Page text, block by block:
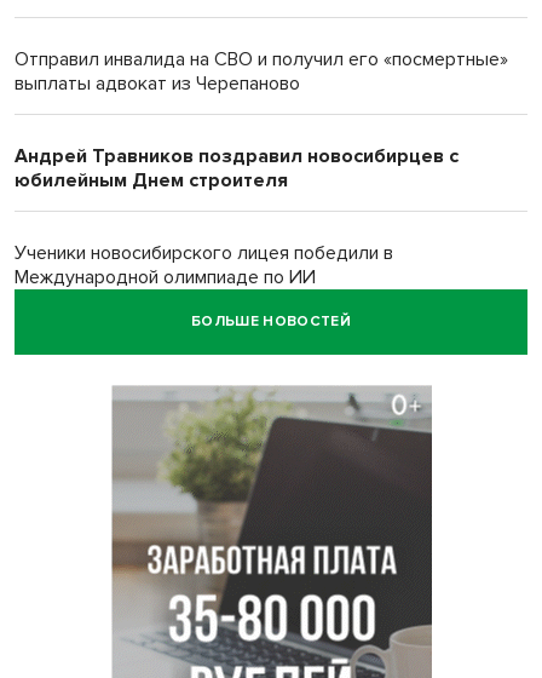
Отправил инвалида на СВО и получил его «посмертные»
выплаты адвокат из Черепаново
Андрей Травников поздравил новосибирцев с
юбилейным Днем строителя
Ученики новосибирского лицея победили в
Международной олимпиаде по ИИ
Остановку электричек о.п. Радуга Сибири начали строить
Транспортная прокуратура проверит S7 после инцидента
в аэропорту Норильска
500 литров ухи сварили новосибирцам на
Бугринском пляже
Под Новосибирском двое пострадали в ДТП с
перевернувшейся «ГАЗелью»
БОЛЬШЕ НОВОСТЕЙ